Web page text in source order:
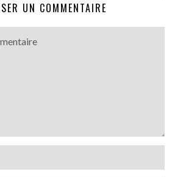
UN COMMENTAIRE